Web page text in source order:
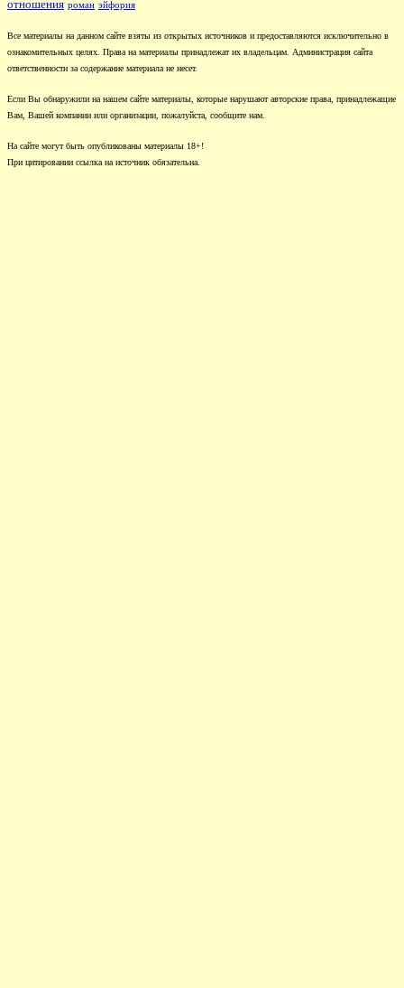
отношения роман эйфория
Все материалы на данном сайте взяты из открытых источников и предоставляются исключительно в
ознакомительных целях. Права на материалы принадлежат их владельцам. Администрация сайта
ответственности за содержание материала не несет.
Если Вы обнаружили на нашем сайте материалы, которые нарушают авторские права, принадлежащие
Вам, Вашей компании или организации, пожалуйста, сообщите нам.
На сайте могут быть опубликованы материалы 18+!
При цитировании ссылка на источник обязательна.